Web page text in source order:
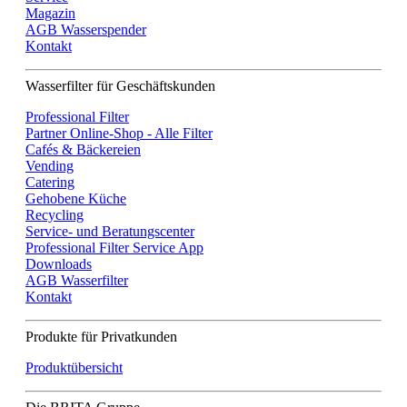
Magazin
AGB Wasserspender
Kontakt
Wasserfilter für Geschäftskunden
Professional Filter
Partner Online-Shop - Alle Filter
Cafés & Bäckereien
Vending
Catering
Gehobene Küche
Recycling
Service- und Beratungscenter
Professional Filter Service App
Downloads
AGB Wasserfilter
Kontakt
Produkte für Privatkunden
Produktübersicht